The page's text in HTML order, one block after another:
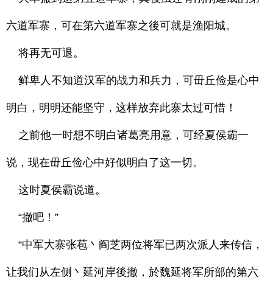
六道军寨，可在第六道军寨之後可就是渔阳城。
将再无可退。
鲜卑人不知道汉军的战力和兵力，可毌丘俭是心中
明白，明明还能坚守，这样放弃此寨太过可惜！
之前他一时想不明白诸葛亮用意，可经夏侯霸一
说，现在毌丘俭心中好似明白了这一切。
这时夏侯霸说道。
“撤吧！”
“中军大寨张苞丶阎芝两位将军已两次派人来传信，
让我们从左侧丶延河岸後撤，於魏延将军所部的第六